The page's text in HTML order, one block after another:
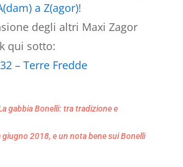
a Z(agor)!
degli altri Maxi Zagor
qui sotto:
– Terre Fredde
gabbia Bonelli: tra tradizione e
giugno 2018, e un nota bene sui Bonelli